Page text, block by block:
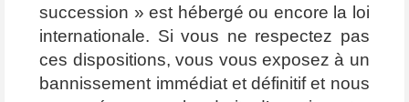
succession » est hébergé ou encore la loi
internationale. Si vous ne respectez pas
ces dispositions, vous vous exposez à un
bannissement immédiat et définitif et nous